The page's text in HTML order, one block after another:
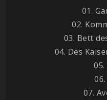
01.
02.
03. Bett
04. Des
07.